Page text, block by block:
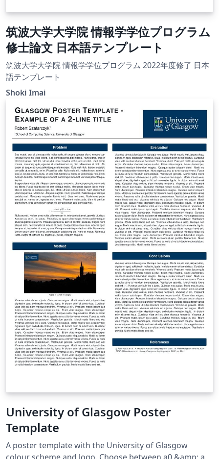
筑波大学大学院 情報学学位プログラム
修士論文 日本語テンプレート
筑波大学大学院 情報学学位プログラム 2022年度修了 日本
語テンプレート
Shoki Imai
University of Glasgow Poster
Template
A poster template with the University of Glasgow